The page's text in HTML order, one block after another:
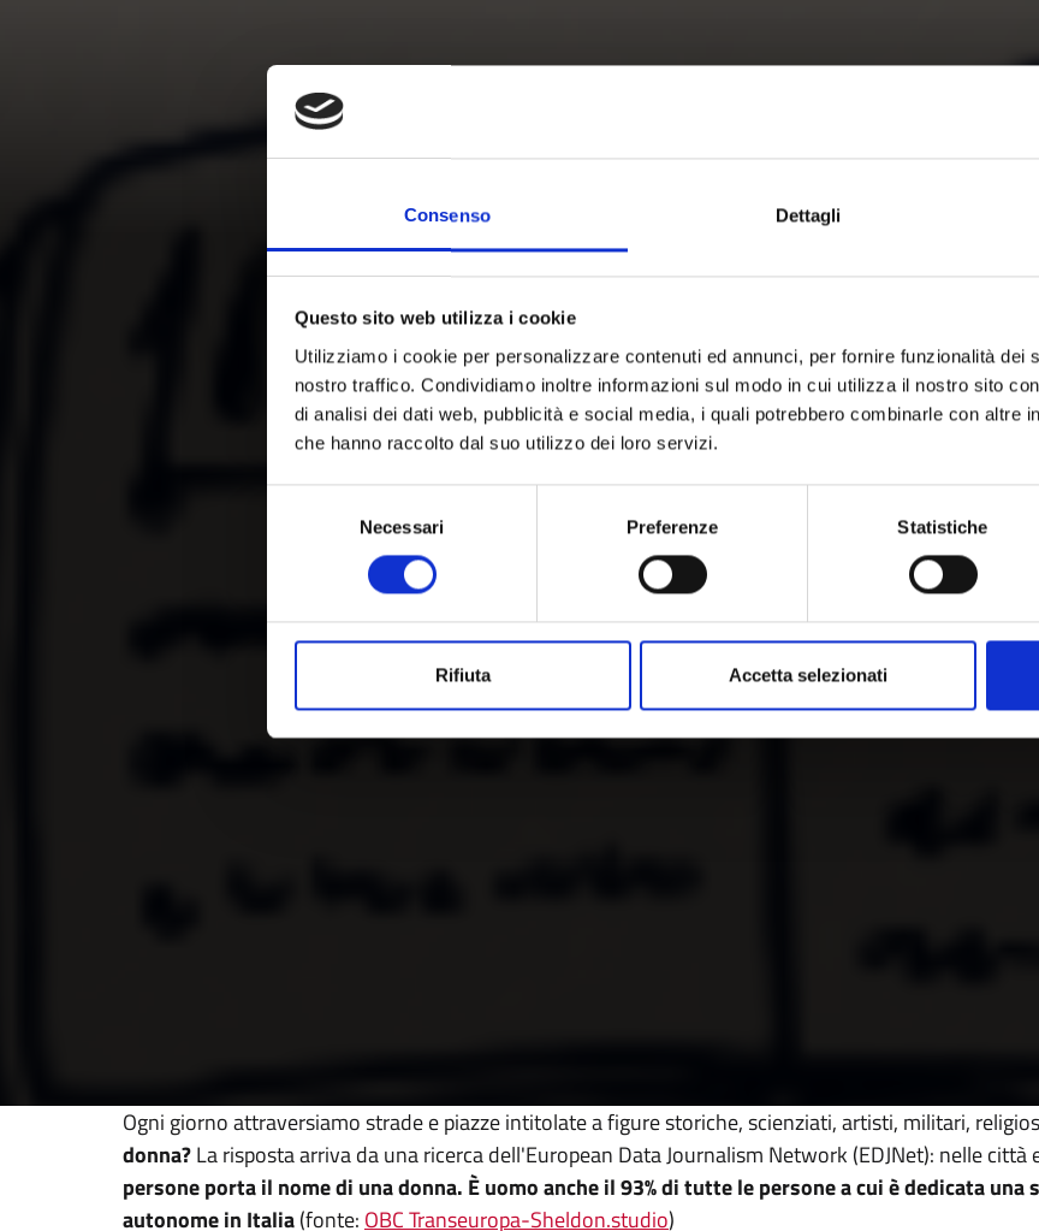
Consenso Dettagli
Questo sito web utilizza i cookie
Utilizziamo i cookie per personalizzare contenuti ed annunci, per fornire funzionalità dei
nostro traffico. Condividiamo inoltre informazioni sul modo in cui utilizza il nostro sito
di analisi dei dati web, pubblicità e social media, i quali potrebbero combinarle con altre
che hanno raccolto dal suo utilizzo dei loro servizi.
Necessari Preferenze Statistiche
Rifiuta Accetta selezionati
Ogni giorno attraversiamo strade e piazze intitolate a figure storiche, scienziati, artisti, militari,
donna?La risposta arriva da una ricerca dell'European Data Journalism Network (EDJNet): nelle città
persone porta il nome di una donna. È uomo anche il 93% di tutte le persone a cui è dedicata
autonome in Italia(fonte: OBC Transeuropa-Sheldon.studio)